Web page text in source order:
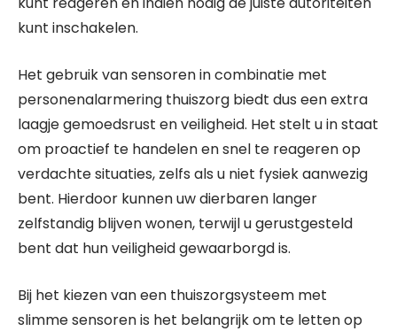
kunt inschakelen.
Het gebruik van sensoren in combinatie met
personenalarmering thuiszorg biedt dus een extra
laagje gemoedsrust en veiligheid. Het stelt u in staat
om proactief te handelen en snel te reageren op
verdachte situaties, zelfs als u niet fysiek aanwezig
bent. Hierdoor kunnen uw dierbaren langer
zelfstandig blijven wonen, terwijl u gerustgesteld
bent dat hun veiligheid gewaarborgd is.
Bij het kiezen van een thuiszorgsysteem met
slimme sensoren is het belangrijk om te letten op